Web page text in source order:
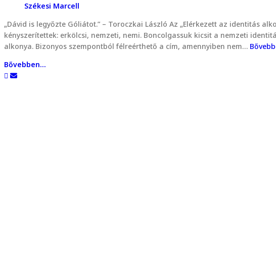
Székesi Marcell
„Dávid is legyőzte Góliátot.” – Toroczkai László Az „Elérkezett az identitás
kényszerítettek: erkölcsi, nemzeti, nemi. Boncolgassuk kicsit a nemzeti
alkonya. Bizonyos szempontból félreérthető a cím, amennyiben nem…
Bővebben...